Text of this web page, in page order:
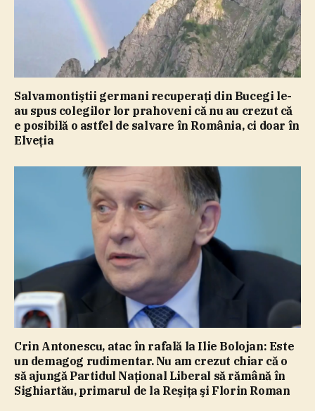
Salvamontiştii germani recuperaţi din Bucegi le-
au spus colegilor lor prahoveni că nu au crezut că
e posibilă o astfel de salvare în România, ci doar în
Elveţia
Crin Antonescu, atac în rafală la Ilie Bolojan: Este
un demagog rudimentar. Nu am crezut chiar că o
să ajungă Partidul Naţional Liberal să rămână în
Sighiartău, primarul de la Reşiţa şi Florin Roman